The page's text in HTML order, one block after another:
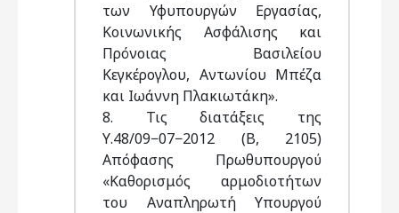
των Υφυπουργών Εργασίας,
Κοινωνικής Ασφάλισης και
Πρόνοιας Βασιλείου
Κεγκέρογλου, Αντωνίου Μπέζα
και Ιωάννη Πλακιωτάκη».
8. Τις διατάξεις της
Υ.48/09−07−2012 (Β, 2105)
Απόφασης Πρωθυπουργού
«Καθορισμός αρμοδιοτήτων
του Αναπληρωτή Υπουργού